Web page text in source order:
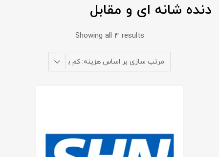
دنده شانه ای و مقابل
Showing all 4 results